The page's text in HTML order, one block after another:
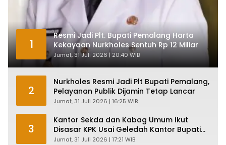
1
Resmi Jadi Plt. Bupati Pemalang Harta
Kekayaan Nurkholes Sentuh Rp 12 Miliar
Jumat, 31 Juli 2026 | 20:40 WIB
2
Nurkholes Resmi Jadi Plt Bupati Pemalang,
Pelayanan Publik Dijamin Tetap Lancar
Jumat, 31 Juli 2026 | 16:25 WIB
3
Kantor Sekda dan Kabag Umum Ikut
Disasar KPK Usai Geledah Kantor Bupati
Pemalang
Jumat, 31 Juli 2026 | 17:21 WIB